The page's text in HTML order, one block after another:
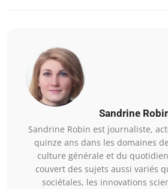
Sandrine
Sandrine Robin est journaliste,
quinze ans dans les domaines
culture générale et du
couvert des sujets aussi variés
sociétales, les innovations